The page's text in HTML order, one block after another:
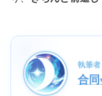
執筆者
合